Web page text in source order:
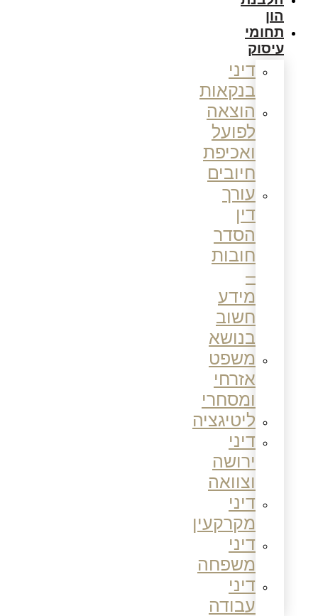
הון
תחומי
עיסוק
דיני
בנקאות
הוצאה
לפועל
ואכיפת
חיובים
עורך
דין
הסדר
חובות
מידע
חשוב
בנושא
משפט
אזרחי
ומסחרי
ליטיגציה
דיני
ירושה
וצוואה
דיני
מקרקעין
דיני
משפחה
דיני
עבודה